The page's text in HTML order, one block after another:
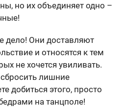
но их объединяет одно –
дело! Они доставляют
и относятся к тем
не хочется увиливать.
лишние
добиться этого, просто
на танцполе!